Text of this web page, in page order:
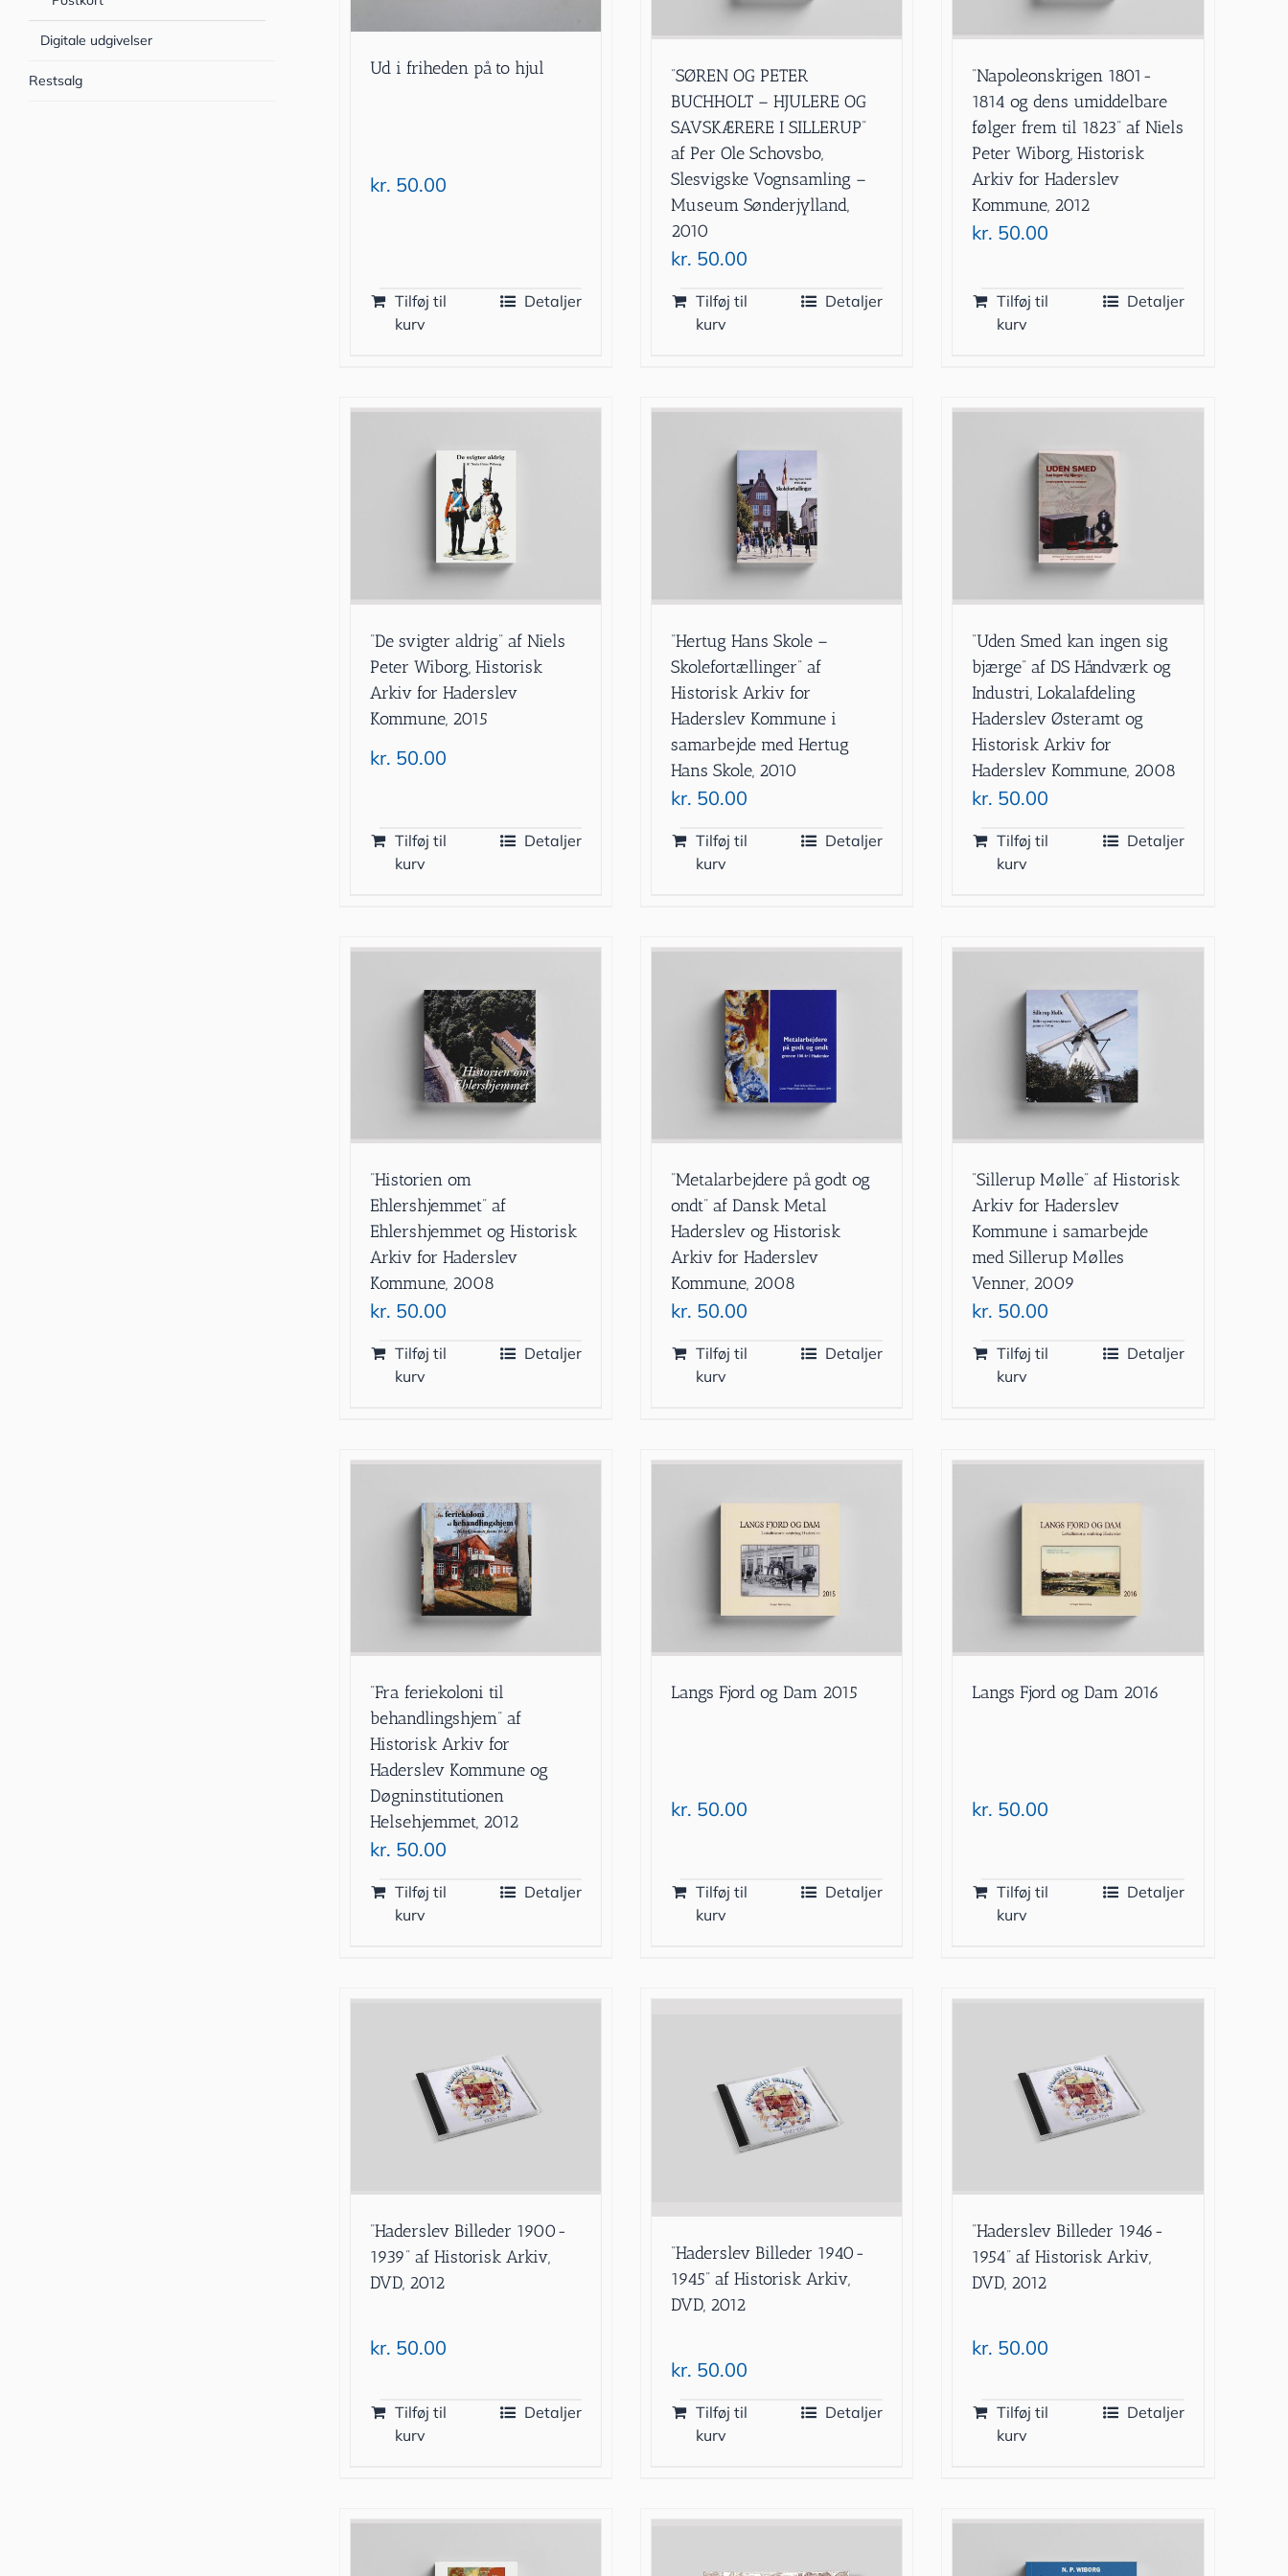
Ud i friheden på to hjul
kr. 50.00
Tilføj til
kurv
Detaljer
”SØREN OG PETER
BUCHHOLT – HJULERE OG
SAVSKÆRERE I SILLERUP”
af Per Ole Schovsbo,
Slesvigske Vognsamling –
Museum Sønderjylland,
2010
kr. 50.00
Tilføj til
kurv
Detaljer
”Napoleonskrigen 1801-
1814 og dens umiddelbare
følger frem til 1823” af Niels
Peter Wiborg, Historisk
Arkiv for Haderslev
Kommune, 2012
kr. 50.00
Tilføj til
kurv
Detaljer
”De svigter aldrig” af Niels
Peter Wiborg, Historisk
Arkiv for Haderslev
Kommune, 2015
kr. 50.00
Tilføj til
kurv
Detaljer
”Hertug Hans Skole –
Skolefortællinger” af
Historisk Arkiv for
Haderslev Kommune i
samarbejde med Hertug
Hans Skole, 2010
kr. 50.00
Tilføj til
kurv
Detaljer
”Uden Smed kan ingen sig
bjærge” af DS Håndværk og
Industri, Lokalafdeling
Haderslev Østeramt og
Historisk Arkiv for
Haderslev Kommune, 2008
kr. 50.00
Tilføj til
kurv
Detaljer
”Historien om
Ehlershjemmet” af
Ehlershjemmet og Historisk
Arkiv for Haderslev
Kommune, 2008
kr. 50.00
Tilføj til
kurv
Detaljer
”Metalarbejdere på godt og
ondt” af Dansk Metal
Haderslev og Historisk
Arkiv for Haderslev
Kommune, 2008
kr. 50.00
Tilføj til
kurv
Detaljer
”Sillerup Mølle” af Historisk
Arkiv for Haderslev
Kommune i samarbejde
med Sillerup Mølles
Venner, 2009
kr. 50.00
Tilføj til
kurv
Detaljer
”Fra feriekoloni til
behandlingshjem” af
Historisk Arkiv for
Haderslev Kommune og
Døgninstitutionen
Helsehjemmet, 2012
kr. 50.00
Tilføj til
kurv
Detaljer
Langs Fjord og Dam 2015
kr. 50.00
Tilføj til
kurv
Detaljer
Langs Fjord og Dam 2016
kr. 50.00
Tilføj til
kurv
Detaljer
”Haderslev Billeder 1900-
1939” af Historisk Arkiv,
DVD, 2012
kr. 50.00
Tilføj til
kurv
Detaljer
”Haderslev Billeder 1940-
1945” af Historisk Arkiv,
DVD, 2012
kr. 50.00
Tilføj til
kurv
Detaljer
”Haderslev Billeder 1946-
1954” af Historisk Arkiv,
DVD, 2012
kr. 50.00
Tilføj til
kurv
Detaljer
Digitale udgivelser
Restsalg